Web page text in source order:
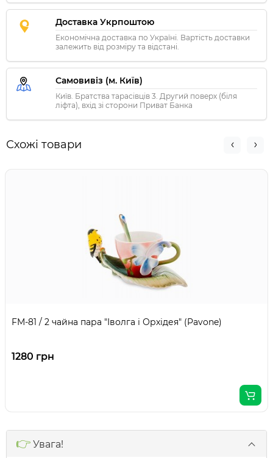
Доставка Укрпоштою
Економічна доставка по Україні. Вартість доставки
залежить від розміру та відстані.
Самовивіз (м. Київ)
Київ. Братства тарасівців 3. Другий поверх (біля
ліфта), вхід зі сторони Приват Банка
Схожі товари
FM-81 / 2 чайна пара "Іволга і Орхідея" (Pavone)
1280 грн
👉 Увага!